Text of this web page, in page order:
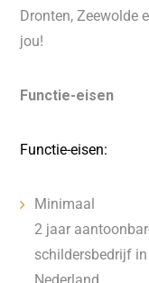
Dronten, Zeewolde
jou!
Functie-eisen
Functie-eisen:
Minimaal
2 jaar
schildersbedrijf in